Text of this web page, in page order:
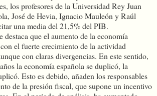
los profesores de la Universidad Rey Juan
José de Hevia, Ignacio Mauleón y Raúl
una media del 21,5% del PIB.
destaca que el aumento de la economía
el fuerte crecimiento de la actividad
con claras divergencias. En este sentido,
la economía española se duplicó, la
Esto es debido, añaden los responsables
de la presión fiscal, que supone un incentivo